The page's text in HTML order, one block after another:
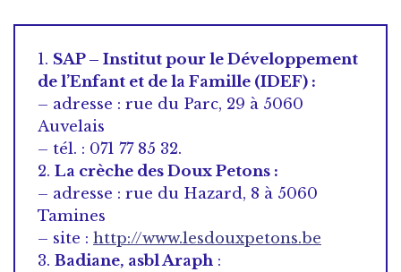
1. SAP – Institut pour le Développement
de l’Enfant et de la Famille (IDEF) :
– adresse : rue du Parc, 29 à 5060
Auvelais
– tél. : 071 77 85 32.
2. La crèche des Doux Petons :
– adresse : rue du Hazard, 8 à 5060
Tamines
– site : http://www.lesdouxpetons.be
3. Badiane, asbl Araph :